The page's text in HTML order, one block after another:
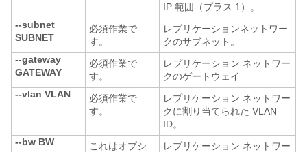
IP 範囲（プラス 1）。
--subnet
SUBNET
必須作業で
す。
レプリケーションネットワー
クのサブネット。
--gateway
GATEWAY
必須作業で
す。
レプリケーション ネットワー
クのゲートウェイ
--vlan VLAN
必須作業で
す。
レプリケーション ネットワー
クに割り当てられた VLAN
ID。
--bw BW
これはオプシ
レプリケーション ネットワー